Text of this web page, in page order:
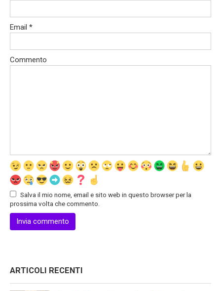
Email *
Commento
Salva il mio nome, email e sito web in questo browser per la
prossima volta che commento.
ARTICOLI RECENTI